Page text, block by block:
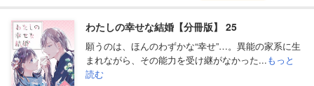
わたしの幸せな結婚【分冊版】 25
願うのは、ほんのわずかな“幸せ”…。異能の家系に生
まれながら、その能力を受け継がなかった...もっと
読む